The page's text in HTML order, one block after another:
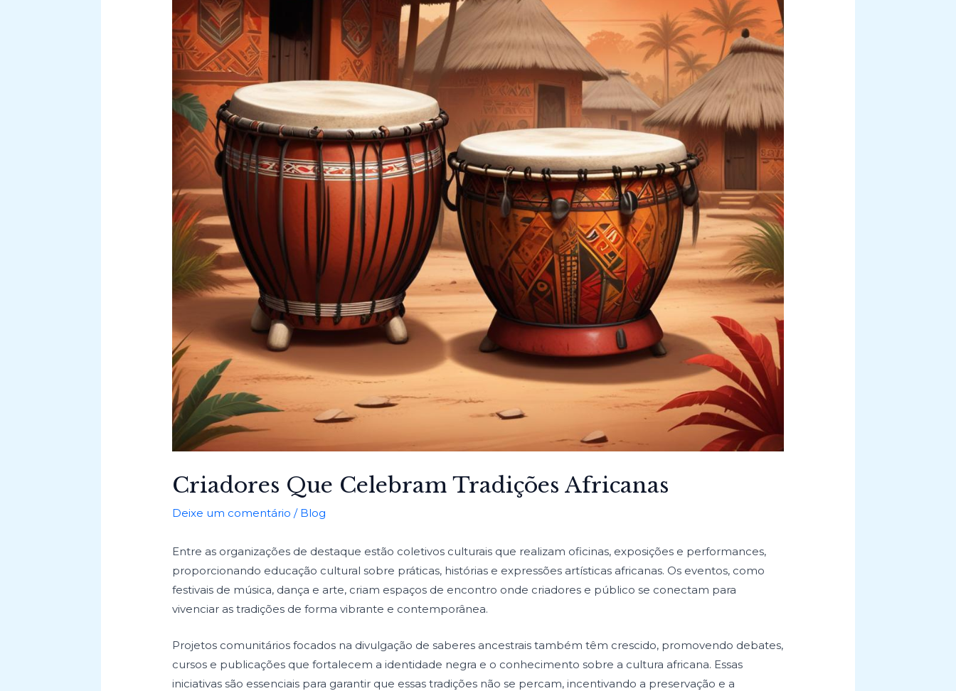
Criadores Que Celebram Tradições Africanas
Deixe um comentário / Blog
Entre as organizações de destaque estão coletivos culturais que realizam oficinas, exposições e performances,
proporcionando educação cultural sobre práticas, histórias e expressões artísticas africanas. Os eventos, como
festivais de música, dança e arte, criam espaços de encontro onde criadores e público se conectam para
vivenciar as tradições de forma vibrante e contemporânea.
Projetos comunitários focados na divulgação de saberes ancestrais também têm crescido, promovendo debates,
cursos e publicações que fortalecem a identidade negra e o conhecimento sobre a cultura africana. Essas
iniciativas são essenciais para garantir que essas tradições não se percam, incentivando a preservação e a